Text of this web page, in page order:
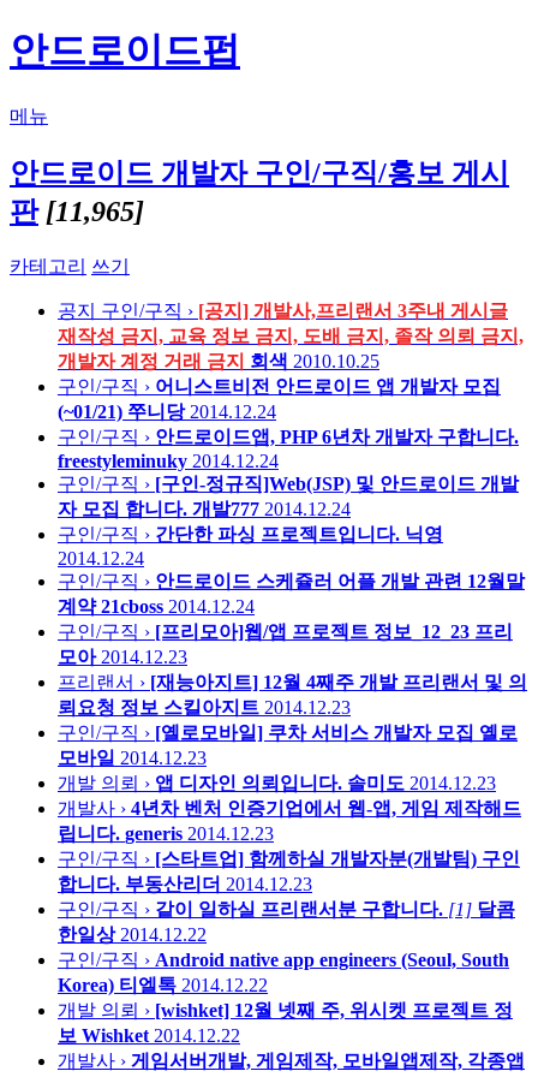
안드로이드펍
메뉴
안드로이드 개발자 구인/구직/홍보 게시
판 [11,965]
카테고리 쓰기
공지 구인/구직 › [공지] 개발사,프리랜서 3주내 게시글
재작성 금지, 교육 정보 금지, 도배 금지, 졸작 의뢰 금지,
개발자 계정 거래 금지 회색 2010.10.25
구인/구직 › 어니스트비전 안드로이드 앱 개발자 모집
(~01/21) 쭈니당 2014.12.24
구인/구직 › 안드로이드앱, PHP 6년차 개발자 구합니다.
freestyleminuky 2014.12.24
구인/구직 › [구인-정규직]Web(JSP) 및 안드로이드 개발
자 모집 합니다. 개발777 2014.12.24
구인/구직 › 간단한 파싱 프로젝트입니다. 닉영
2014.12.24
구인/구직 › 안드로이드 스케쥴러 어플 개발 관련 12월말
계약 21cboss 2014.12.24
구인/구직 › [프리모아]웹/앱 프로젝트 정보_12_23 프리
모아 2014.12.23
프리랜서 › [재능아지트] 12월 4째주 개발 프리랜서 및 의
뢰요청 정보 스킬아지트 2014.12.23
구인/구직 › [옐로모바일] 쿠차 서비스 개발자 모집 옐로
모바일 2014.12.23
개발 의뢰 › 앱 디자인 의뢰입니다. 솔미도 2014.12.23
개발사 › 4년차 벤처 인증기업에서 웹-앱, 게임 제작해드
립니다. generis 2014.12.23
구인/구직 › [스타트업] 함께하실 개발자분(개발팀) 구인
합니다. 부동산리더 2014.12.23
구인/구직 › 같이 일하실 프리랜서분 구합니다. [1] 달콤
한일상 2014.12.22
구인/구직 › Android native app engineers (Seoul, South
Korea) 티엘톡 2014.12.22
개발 의뢰 › [wishket] 12월 넷째 주, 위시켓 프로젝트 정
보 Wishket 2014.12.22
개발사 › 게임서버개발, 게임제작, 모바일앱제작, 각종앱